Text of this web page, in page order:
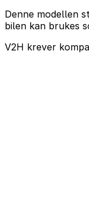
Denne modellen
bilen kan brukes
V2H krever